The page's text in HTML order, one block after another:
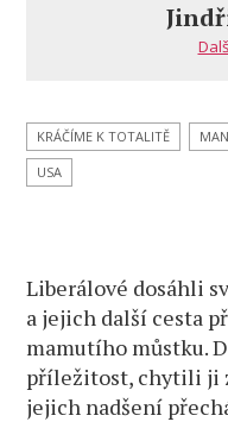
KRÁČÍME K TOTALITĚ
USA
Liberálové dosáhli
a jejich další cesta
mamutího můstku.
příležitost, chytili ji
jejich nadšení